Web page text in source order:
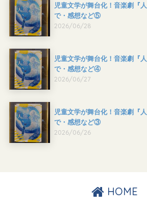
児童文学が舞台化！音楽劇『
で・感想など⑤
2026/06/28
児童文学が舞台化！音楽劇『
で・感想など④
2026/06/27
児童文学が舞台化！音楽劇『
で・感想など③
2026/06/26
HOME